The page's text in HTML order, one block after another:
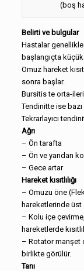
(boş
Belirti ve bulgular
Hastalar
başlangıçta
Omuz hareket
sonra başlar.
Bursitis te orta-ileri
Tendinitte ise
Tekrarlayıcı
Ağrı
– Ön tarafta
– Ön ve yandan
– Gece artar
Hareket kısıtlılığı
– Omuzu öne
hareketlerinde üst
– Kolu içe
hareketlerde
– Rotator manşet
birlikte görülür.
Tanı